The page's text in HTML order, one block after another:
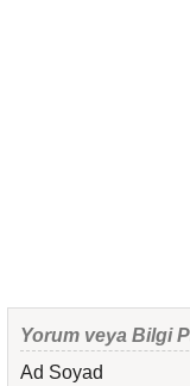
Yorum veya Bilgi
Ad Soyad